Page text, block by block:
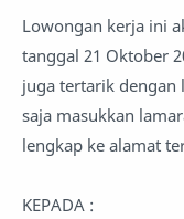
Lowongan kerja ini
tanggal 21 Oktober
juga tertarik dengan
saja masukkan
lengkap ke alamat
KEPADA :